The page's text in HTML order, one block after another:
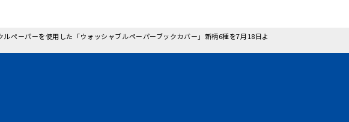
ペーパーを使用した「ウォッシャブルペーパーブックカバー」新柄6種を7月18日よ